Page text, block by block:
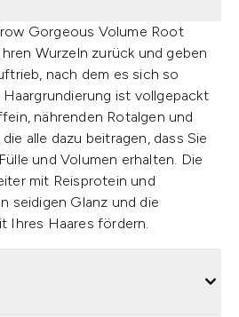
Gorgeous Volume Root
Wurzeln zurück und geben
nach dem es sich so
ist vollgepackt
nährenden Rotalgen und
alle dazu beitragen, dass Sie
und Volumen erhalten. Die
mit Reisprotein und
seidigen Glanz und die
Ihres Haares fördern.